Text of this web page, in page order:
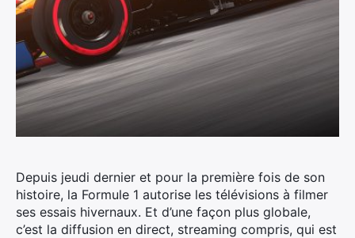
Depuis jeudi dernier et pour la première fois de son
histoire, la Formule 1 autorise les télévisions à filmer
ses essais hivernaux. Et d’une façon plus globale,
c’est la diffusion en direct, streaming compris, qui est